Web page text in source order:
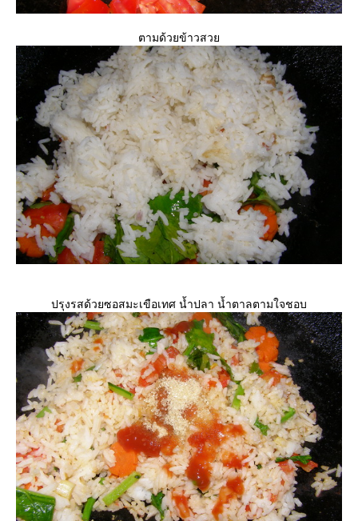
ตามด้วยข้าวสว
ปรุงรสด้วยซอสมะเขือเทศ น้ำปลา น้ำตาลตามใจชอบ